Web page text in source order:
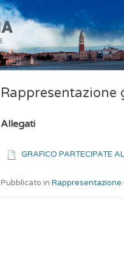
Allegati
GRAFICO PARTECIPATE
Pubblicato in Rappresentazione